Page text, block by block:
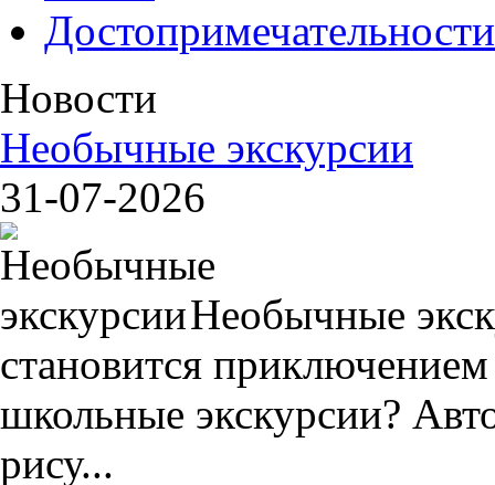
Достопримечательности
Новости
Необычные экскурсии
31-07-2026
Необычные
становится
школьные экскурсии?
рису...